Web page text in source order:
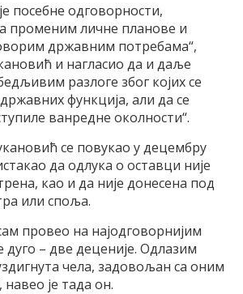
посебне одговорности,
променим личне планове и
државним потребама“,
и нагласио да и даље
разлоге због којих се
функција, али да се
ванредне околности“.
се повукао у децембру
да одлука о оставци није
као и да није донесена под
или споља.
провео на најодговорнијим
дуго – две деценије. Одлазим
чела, задовољан са оним
је тада он.